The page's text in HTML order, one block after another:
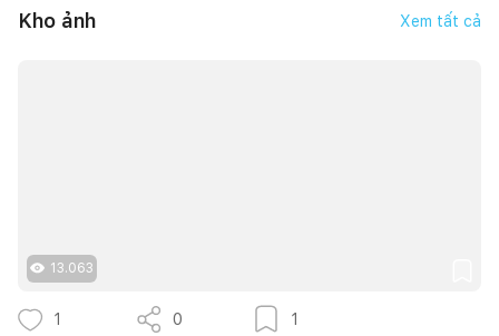
Kho ảnh Xem tất cả
13.063
1 0 1